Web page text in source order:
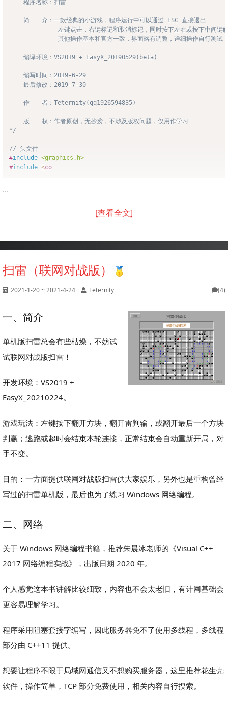
*/
// 头文件
#include <graphics.h>
#include <co
...
[查看全文]
扫雷（联网对战版）
2021-1-20 ~ 2021-4-24 Teternity (4)
一、简介
单机版扫雷总会有些枯燥，不妨试
试联网对战版扫雷！
开发环境：VS2019 +
EasyX_20210224。
游戏玩法：左键按下翻开方块，翻开雷判输，或翻开最后一个方块
判赢；逃跑或超时会结束本轮连接，正常结束会自动重新开局，对
手不变。
目的：一方面提供联网对战版扫雷供大家娱乐，另外也是重构曾经
写过的扫雷单机版，最后也为了练习 Windows 网络编程。
二、网络
关于 Windows 网络编程书籍，推荐朱晨冰老师的《Visual C++
2017 网络编程实战》，出版日期 2020 年。
个人感觉这本书讲解比较细致，内容也不会太老旧，有计网基础会
更容易理解学习。
程序采用阻塞套接字编写，因此服务器免不了使用多线程，多线程
部分由 C++11 提供。
想要让程序不限于局域网通信又不想购买服务器，这里推荐花生壳
软件，操作简单，TCP 部分免费使用，相关内容自行搜索。